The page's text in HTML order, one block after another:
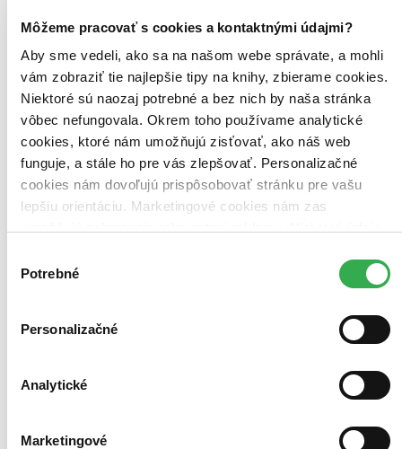
Môžeme pracovať s cookies a kontaktnými údajmi?
Aby sme vedeli, ako sa na našom webe správate, a mohli
vám zobraziť tie najlepšie tipy na knihy, zbierame cookies.
Niektoré sú naozaj potrebné a bez nich by naša stránka
vôbec nefungovala. Okrem toho používame analytické
cookies, ktoré nám umožňujú zisťovať, ako náš web
funguje, a stále ho pre vás zlepšovať. Personalizačné
cookies nám dovoľujú prispôsobovať stránku pre vašu
lepšiu orientáciu. Marketingové cookies nám zas
keby sme mohli používať všetky tieto cookies. Ďakujeme!
súhlasu
Potrebné
Personalizačné
Analytické
Marketingové
Bestsellery
Novinky
Najdrahšie
Najlacnejšie
Použité filtre
Zrušiť filtre
CD obal